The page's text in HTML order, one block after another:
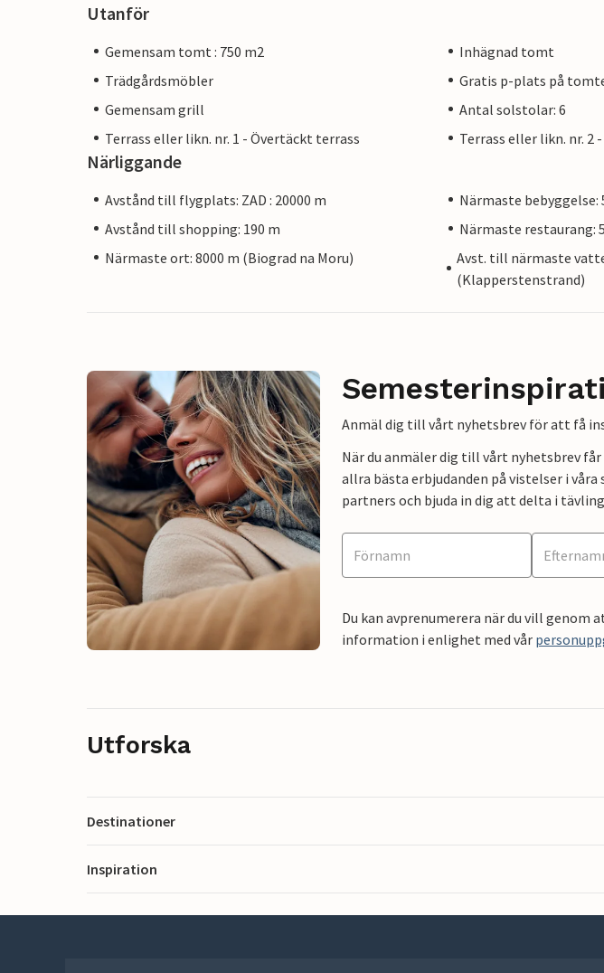
Utanför
Gemensam tomt : 750 m2
Inhägnad tomt
Trädgårdsmöbler
Gratis p-plats på
Gemensam grill
Antal solstolar: 6
Terrass eller likn. nr. 1 - Övertäckt terrass
Terrass eller likn. nr. 2
Närliggande
Avstånd till flygplats: ZAD : 20000 m
Närmaste bebyggelse:
Avstånd till shopping: 190 m
Närmaste restaurang:
Närmaste ort: 8000 m (Biograd na Moru)
Avst. till närmaste
(Klapperstenstrand)
Anmäl dig till vårt nyhetsbrev för att få
När du anmäler dig till vårt nyhetsbrev
allra bästa erbjudanden på vistelser i
partners och bjuda in dig att delta i
Du kan avprenumerera när du vill genom
information i enlighet med vår
Utforska
Destinationer
Inspiration